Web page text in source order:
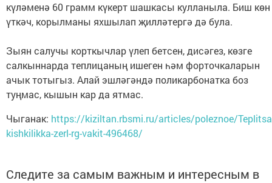
күләменә 60 грамм күкерт шашкасы кулланыла. Биш көн
үткәч, корылманы яхшылап җилләтергә дә була.
Зыян салучы корткычлар үлеп бетсен, дисәгез, көзге
салкыннарда теплицаның ишеген һәм форточкаларын
ачык тотыгыз. Алай эшләгәндә поликарбонатка боз
туңмас, кышын кар да ятмас.
Чыганак: https://kiziltan.rbsmi.ru/articles/poleznoe/
kishkilikka-zerl-rg-vakit-496468/
Следите за самым важным и интересным в